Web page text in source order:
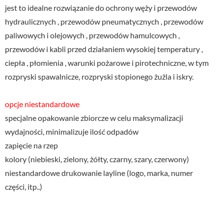
jest to idealne rozwiązanie do ochrony węży i przewodów
hydraulicznych , przewodów pneumatycznych , przewodów
paliwowych i olejowych , przewodów hamulcowych ,
przewodów i kabli przed działaniem wysokiej temperatury ,
ciepła , płomienia , warunki pożarowe i pirotechniczne, w tym
rozpryski spawalnicze, rozpryski stopionego żużla i iskry.
opcje niestandardowe
specjalne opakowanie zbiorcze w celu maksymalizacji
wydajności, minimalizuje ilość odpadów
zapięcie na rzep
kolory (niebieski, zielony, żółty, czarny, szary, czerwony)
niestandardowe drukowanie layline (logo, marka, numer
części, itp..)